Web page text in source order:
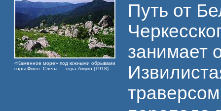
«Каменное море» под южными обрывами
горы Фишт. Слева — гора Амуко (1918).
Путь от
занимает